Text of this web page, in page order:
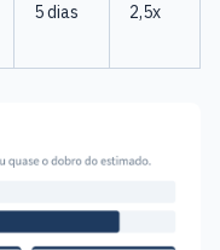
5 dias 2,5x